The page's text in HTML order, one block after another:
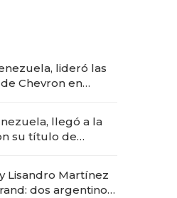
lideró las
Chevron en
llegó a la
su título de
premium"
Lisandro Martínez
dos argentinos